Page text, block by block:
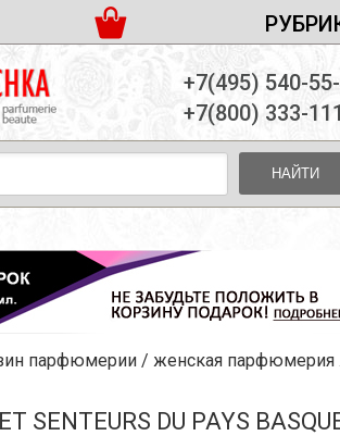
ДОСТАВКА И ОПЛАТА
ПАРТНЕРСТВО
КОНТАКТЫ
ПАРФЮМЕРИЯ
ПАРФЮМЕРИЯ
ПАРФЮМЕРИЯ
ЖЕНСКИЕ НАБОРЫ
МУЖСКИЕ НАБОРЫ
УНИСЕКС НАБОРЫ
УХОД ЗА ЛИЦОМ
УХОД ЗА ТЕЛОМ
КОСМЕТИКА
+7(495) 540-
+7(800) 333-
НАЙТИ
парфюмерии / женская парфюмерия
SENTEURS DU PAYS